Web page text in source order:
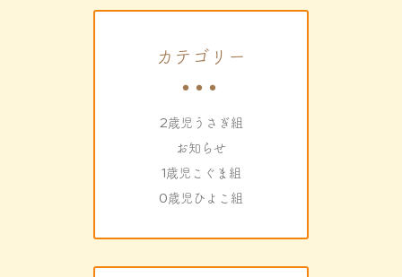
カテゴリー
2歳児うさぎ組
お知らせ
1歳児こぐま組
0歳児ひよこ組